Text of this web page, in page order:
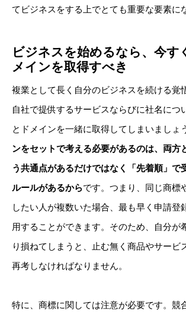
てビジネスをする上でとても重要な要素に
ビジネスを始めるなら、今す
メインを取得すべき
複業として長く自分のビジネスを続ける覚
自社で提供するサービスならびに社名につ
とドメインを一緒に取得してしまいましょう
ンをセットで考える必要があるのは、両方
う共通点があるだけではなく「先着順」で
ルールがあるからです。つまり、同じ商標
したい人が複数いた場合、最も早く申請登
用することができます。そのため、自分が
り損ねてしまうと、止む無く商品やサービ
再考しなければなりません。
特に、商標に関しては注意が必要です。競